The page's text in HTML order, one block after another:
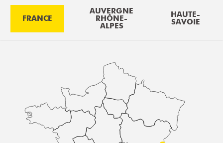
FRANCE
AUVERGNE
RHÔNE-
ALPES
HAUTE-
SAVOIE